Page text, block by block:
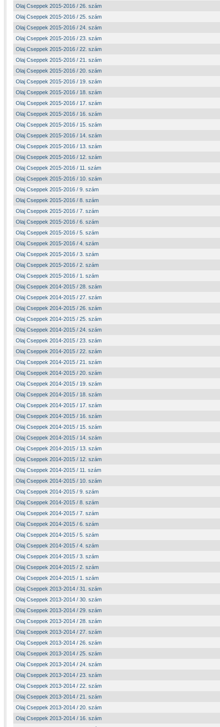
Olaj Cseppek 2015-2016 / 26. szám
Olaj Cseppek 2015-2016 / 25. szám
Olaj Cseppek 2015-2016 / 24. szám
Olaj Cseppek 2015-2016 / 23. szám
Olaj Cseppek 2015-2016 / 22. szám
Olaj Cseppek 2015-2016 / 21. szám
Olaj Cseppek 2015-2016 / 20. szám
Olaj Cseppek 2015-2016 / 19. szám
Olaj Cseppek 2015-2016 / 18. szám
Olaj Cseppek 2015-2016 / 17. szám
Olaj Cseppek 2015-2016 / 16. szám
Olaj Cseppek 2015-2016 / 15. szám
Olaj Cseppek 2015-2016 / 14. szám
Olaj Cseppek 2015-2016 / 13. szám
Olaj Cseppek 2015-2016 / 12. szám
Olaj Cseppek 2015-2016 / 11. szám
Olaj Cseppek 2015-2016 / 10. szám
Olaj Cseppek 2015-2016 / 9. szám
Olaj Cseppek 2015-2016 / 8. szám
Olaj Cseppek 2015-2016 / 7. szám
Olaj Cseppek 2015-2016 / 6. szám
Olaj Cseppek 2015-2016 / 5. szám
Olaj Cseppek 2015-2016 / 4. szám
Olaj Cseppek 2015-2016 / 3. szám
Olaj Cseppek 2015-2016 / 2. szám
Olaj Cseppek 2015-2016 / 1. szám
Olaj Cseppek 2014-2015 / 28. szám
Olaj Cseppek 2014-2015 / 27. szám
Olaj Cseppek 2014-2015 / 26. szám
Olaj Cseppek 2014-2015 / 25. szám
Olaj Cseppek 2014-2015 / 24. szám
Olaj Cseppek 2014-2015 / 23. szám
Olaj Cseppek 2014-2015 / 22. szám
Olaj Cseppek 2014-2015 / 21. szám
Olaj Cseppek 2014-2015 / 20. szám
Olaj Cseppek 2014-2015 / 19. szám
Olaj Cseppek 2014-2015 / 18. szám
Olaj Cseppek 2014-2015 / 17. szám
Olaj Cseppek 2014-2015 / 16. szám
Olaj Cseppek 2014-2015 / 15. szám
Olaj Cseppek 2014-2015 / 14. szám
Olaj Cseppek 2014-2015 / 13. szám
Olaj Cseppek 2014-2015 / 12. szám
Olaj Cseppek 2014-2015 / 11. szám
Olaj Cseppek 2014-2015 / 10. szám
Olaj Cseppek 2014-2015 / 9. szám
Olaj Cseppek 2014-2015 / 8. szám
Olaj Cseppek 2014-2015 / 7. szám
Olaj Cseppek 2014-2015 / 6. szám
Olaj Cseppek 2014-2015 / 5. szám
Olaj Cseppek 2014-2015 / 4. szám
Olaj Cseppek 2014-2015 / 3. szám
Olaj Cseppek 2014-2015 / 2. szám
Olaj Cseppek 2014-2015 / 1. szám
Olaj Cseppek 2013-2014 / 31. szám
Olaj Cseppek 2013-2014 / 30. szám
Olaj Cseppek 2013-2014 / 29. szám
Olaj Cseppek 2013-2014 / 28. szám
Olaj Cseppek 2013-2014 / 27. szám
Olaj Cseppek 2013-2014 / 26. szám
Olaj Cseppek 2013-2014 / 25. szám
Olaj Cseppek 2013-2014 / 24. szám
Olaj Cseppek 2013-2014 / 23. szám
Olaj Cseppek 2013-2014 / 22. szám
Olaj Cseppek 2013-2014 / 21. szám
Olaj Cseppek 2013-2014 / 20. szám
Olaj Cseppek 2013-2014 / 16. szám